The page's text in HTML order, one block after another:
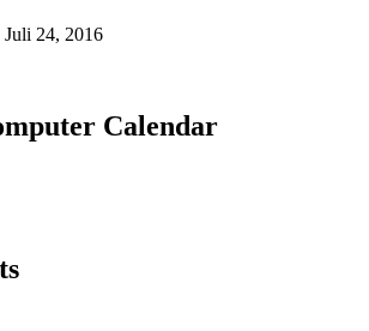
Juli 24, 2016
Calendar